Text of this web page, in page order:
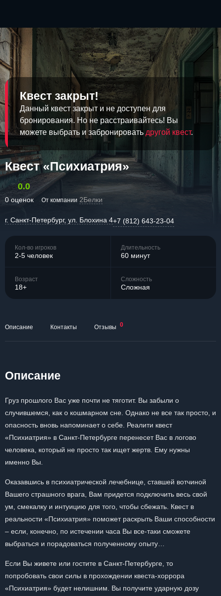
Квест закрыт!
Данный квест закрыт и не доступен для
бронирования. Но не расстраивайтесь! Вы
можете выбрать и забронировать другой квест.
Квест «Психиатрия»
0.0
0 оценок От компании 2Белки
г. Санкт-Петербург, ул. Блохина 4+7 (812) 643-23-04
Кол-во игроков
2-5 человек
Длительность
60 минут
Возраст
18+
Сложность
Сложная
Описание Контакты Отзывы 0
Описание
Груз прошлого Вас уже почти не тяготит. Вы забыли о
случившемся, как о кошмарном сне. Однако не все так просто, и
опасность вновь напоминает о себе. Реалити квест
«Психиатрия» в Санкт-Петербурге перенесет Вас в логово
человека, который не просто так ищет жертв. Ему нужны
именно Вы.
Оказавшись в психиатрической лечебнице, ставшей вотчиной
Вашего страшного врага, Вам придется подключить весь свой
ум, смекалку и интуицию для того, чтобы сбежать. Квест в
реальности «Психиатрия» поможет раскрыть Ваши способности
– если, конечно, по истечении часа Вы все-таки сможете
выбраться и порадоваться полученному опыту…
Если Вы живете или гостите в Санкт-Петербурге, то
попробовать свои силы в прохождении квеста-хоррора
«Психиатрия» будет нелишним. Вы получите ударную дозу